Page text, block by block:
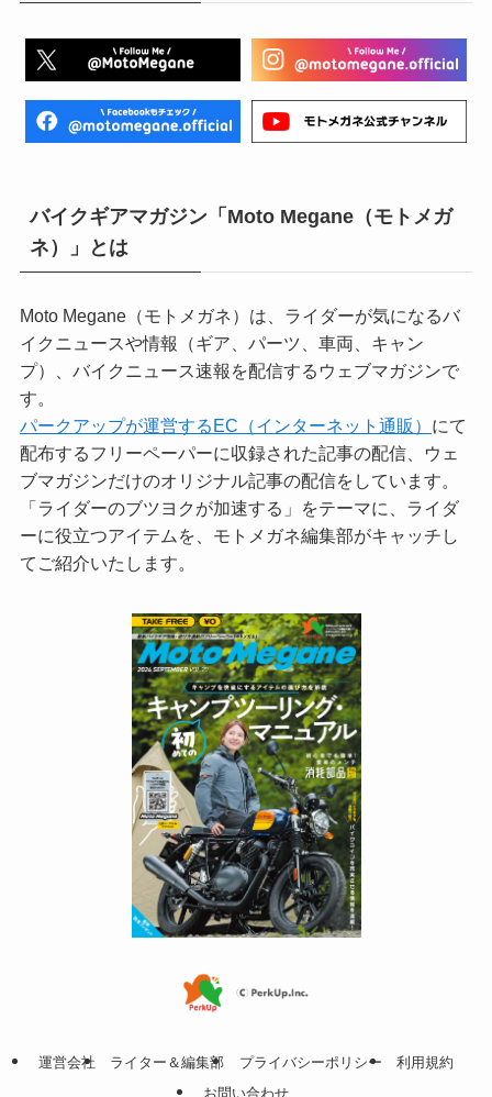
バイクギアマガジン「Moto Megane（モトメガ
ネ）」とは
Moto Megane（モトメガネ）は、ライダーが気になるバ
イクニュースや情報（ギア、パーツ、車両、キャン
プ）、バイクニュース速報を配信するウェブマガジンで
す。
パークアップが運営するEC（インターネット通販） にて
配布するフリーペーパーに収録された記事の配信、ウェ
ブマガジンだけのオリジナル記事の配信をしています。
「ライダーのブツヨクが加速する」をテーマに、ライダ
ーに役立つアイテムを、モトメガネ編集部がキャッチし
てご紹介いたします。
運営会社 ライター＆編集部 プライバシーポリシー
利用規約
お問い合わせ